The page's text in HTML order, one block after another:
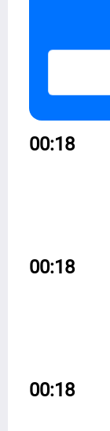
00:18
00:18
00:18